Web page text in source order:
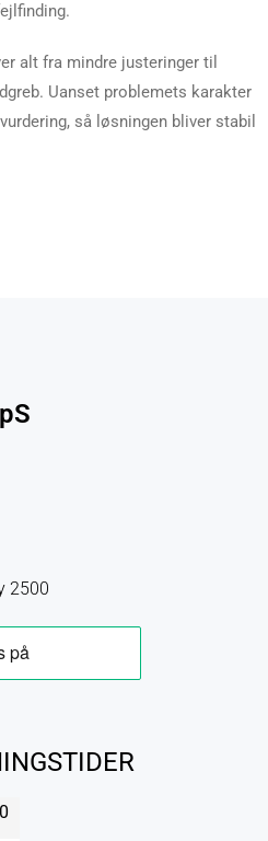
alt fra mindre justeringer til
Uanset problemets karakter
så løsningen bliver stabil
2500